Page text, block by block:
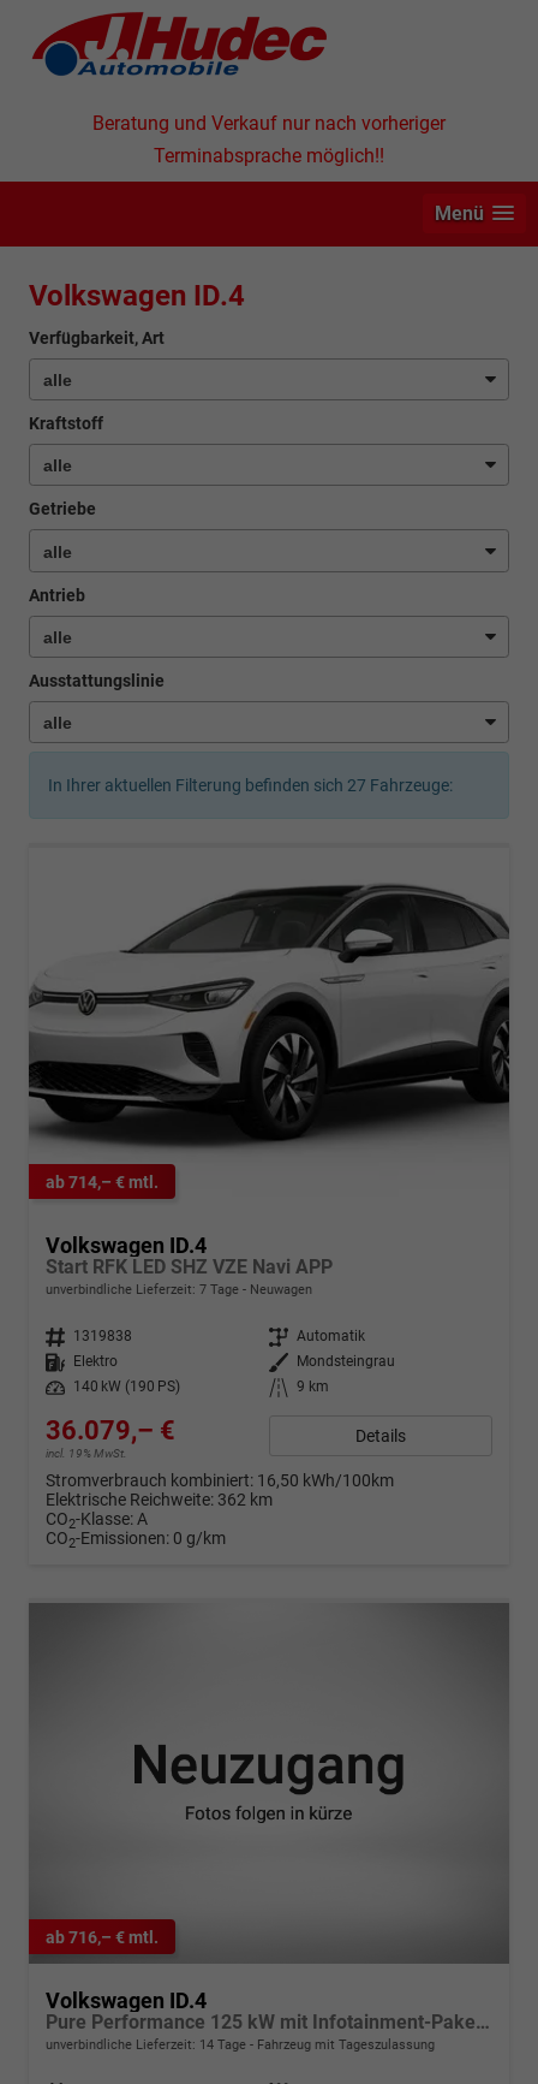
Beratung und Verkauf nur nach vorheriger
Terminabsprache möglich!!
Menü
Volkswagen ID.4
Verfügbarkeit, Art
Kraftstoff
Getriebe
Antrieb
Ausstattungslinie
In Ihrer aktuellen Filterung befinden sich 27 Fahrzeuge:
ab 714,– € mtl.
Volkswagen ID.4
Start RFK LED SHZ VZE Navi APP
unverbindliche Lieferzeit: 7 Tage Neuwagen
Fahrzeugnr. 1319838 Getriebe Automatik
Kraftstoff
Elektro Außenfarbe
Mondsteingrau
Leistung
140 kW (190 PS) Kilometerstand 9 km
36.079,– €
incl. 19% MwSt.
Details
Stromverbrauch kombiniert: 16,50 kWh/100km
Elektrische Reichweite: 362 km
CO2-Klasse:A
CO2-Emissionen: 0 g/km
ab 716,– € mtl.
Volkswagen ID.4
Pure Performance 125 kW mit Infotainment-Paket Performance, Navi. IQ.Drive, AreaView, FS-beheizbar, el. Klappe, Winter, 18-Zoll
unverbindliche Lieferzeit: 14 Tage Fahrzeug mit Tageszulassung